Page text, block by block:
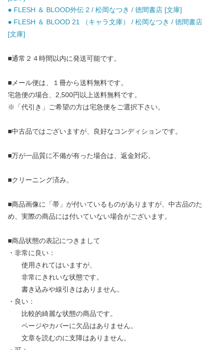
● FLESH ＆ BLOOD外伝 2 / 松岡なつき / 徳間書店 [文庫]
● FLESH ＆ BLOOD 21 （キャラ文庫） / 松岡なつき / 徳間書店
[文庫]
■通常２４時間以内に発送可能です。
■メール便は、１冊から送料無料です。
宅急便の場合、2,500円以上送料無料です。
※「代引き」ご希望の方は宅急便をご選択下さい。
■中古品ではございますが、良好なコンディションです。
■万が一品質に不備が有った場合は、返金対応。
■クリーニング済み。
■商品画像に「帯」が付いているものがありますが、中古品のた
め、実際の商品には付いていない場合がございます。
■商品状態の表記につきまして
・非常に良い：
使用されてはいますが、
非常にきれいな状態です。
書き込みや線引きはありません。
・良い：
比較的綺麗な状態の商品です。
ページやカバーに欠品はありません。
文章を読むのに支障はありません。